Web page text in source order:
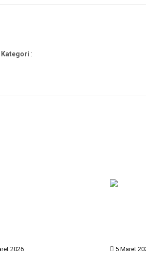
Kategori :
2026 5 Maret